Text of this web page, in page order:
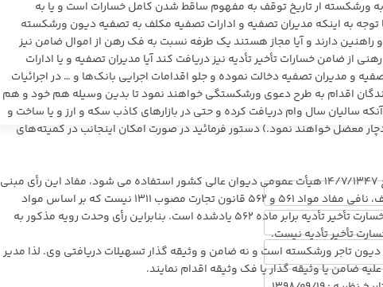
تأخیر تأدیه به ورشکسته ار تاریخ توقف به مفهوم ساقط شدن کامل خسارات است و یا به
تعلیق خسارات تا زمان دارا شدن اعاده اعتبار؟ ۲-با توجه به اینکه مدیران تصفیه و ادارات تصفیه مکلف به تصفیه دیون ورشکسته
راهنین دارند و آیا مجاز هستند یک طرفه نسبت به فک رهن از اموال ضامن نیز
از ضامن خسارات تأخیر تأدیه نیز دریافت کند آیا مدیران تصفیه و یا ادارات
و مدیران تصفیه دخالت نموده و جلو اقدامات اجرایی بانک‌ها و … در اجرائیات
اقدام به طرح دعوی ورشکستگی خواهند نمود تا بدین وسیله هم خود و هم
سالیان سال وام دریافت کرده و حتی در بازارهای کاذب سکه و ارز و یا ساخت و
معضل خواهند نمود.) دستور فرمائید در صورت امکان اینجانب در کمیته‌های
۱- همان گونه که از متن رأی وحدت رویه شماره ۱۵۵ مورخ ۱۴/۷/۱۳۴۷ هیأت عمومی دیوان عالی کشور استفاده می شود، مفاد این رأی مبنی
بر عدم تعلق خسارت تأخیر تأدیه به ورشکسته از تاریخ توقف، نافی مفاد مواد ۵۶۱ و ۵۶۲ قانون تجارت مصوب ۱۳۱۱ نیست که بر اساس مواد
مذکور اعاده اعتبار حقی تاجر ورشکسته منوط به پرداخت خسارت تأخیر تأدیه برابر ماده ۵۶۲ یادشده است. بنابراین رأی وحدت رویه مذکور به
تأخیر تأدیه نیست.
دیون تاجر ورشکسته است و نه ضامن و وثیقه گذار تسهیلات دریافتی وی. لذا مدیر
ضامن یا وثیقه گذار یا فک وثیقه اقدام نمایند.